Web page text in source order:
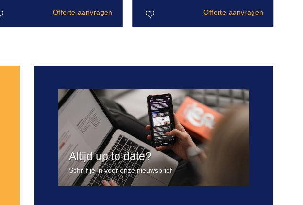
Offerte aanvragen Offerte aanvragen
Altijd up to date?
Schrijf je in voor onze nieuwsbrief